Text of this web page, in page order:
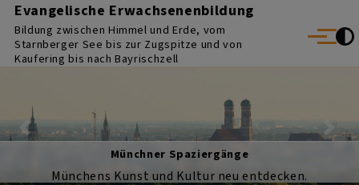
Direkt zum Inhalt
Evangelische Erwachsenenbildung
Bildung zwischen Himmel und Erde, vom
Starnberger See bis zur Zugspitze und von
Kaufering bis nach Bayrischzell
Menü
forum.ehrenamt
Engagement leben - Verantwortung übernehmen
Previous Next